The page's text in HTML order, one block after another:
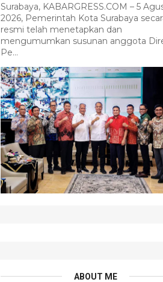
Surabaya, KABARGRESS.COM – 5
2026, Pemerintah Kota Surabaya
resmi telah menetapkan dan
mengumumkan susunan anggota
Pe...
ABOUT ME